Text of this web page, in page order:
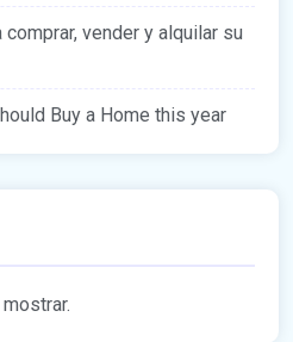
vender y alquilar su
Buy a Home this year